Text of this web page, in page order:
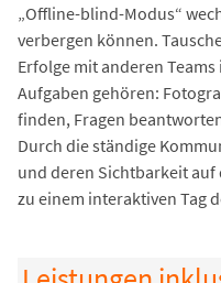
„Offline-blind-Modus“
verbergen können.
Erfolge mit anderen
Aufgaben gehören:
finden, Fragen
Durch die ständige
und deren Sichtbarkeit auf
zu einem interaktiven Tag